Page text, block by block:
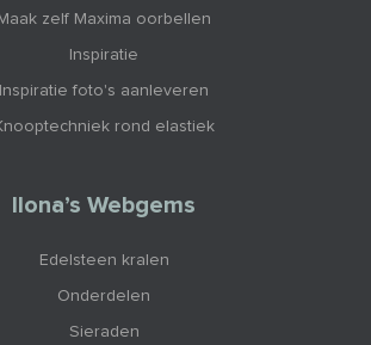
Maak zelf Maxima oorbellen
Inspiratie
Inspiratie foto's aanleveren
rond elastiek
Ilona’s Webgems
Edelsteen kralen
Onderdelen
Sieraden